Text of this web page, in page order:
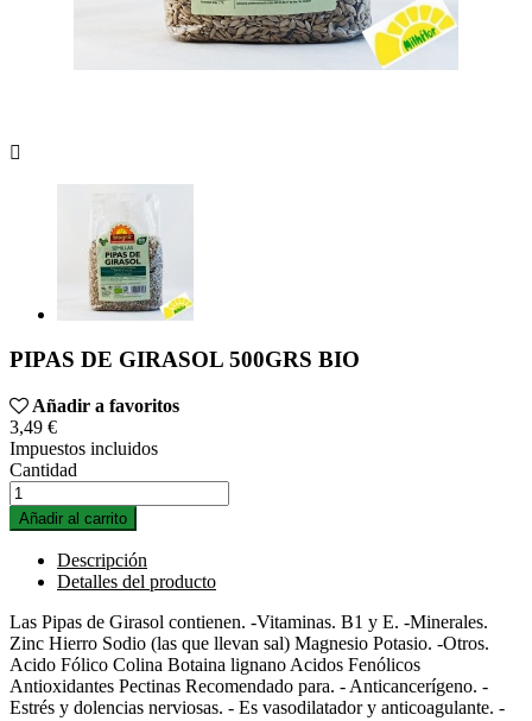

PIPAS DE GIRASOL 500GRS BIO
Añadir a favoritos
3,49 €
Impuestos incluidos
Cantidad
Añadir al carrito
Descripción
Detalles del producto
Las Pipas de Girasol contienen. -Vitaminas. B1 y E. -Minerales.
Zinc Hierro Sodio (las que llevan sal) Magnesio Potasio. -Otros.
Acido Fólico Colina Botaina lignano Acidos Fenólicos
Antioxidantes Pectinas Recomendado para. - Anticancerígeno. -
Estrés y dolencias nerviosas. - Es vasodilatador y anticoagulante. -